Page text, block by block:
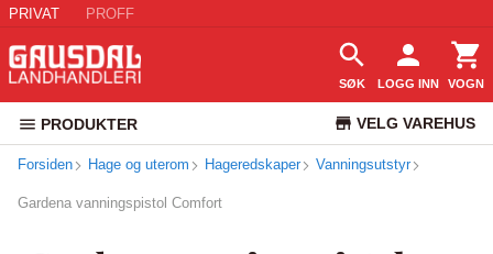
PRIVAT PROFF
SØK LOGG INN VOGN
PRODUKTER VELG VAREHUS
KUNDESERVICE
Forsiden Hage og uterom Hageredskaper Vanningsutstyr
Gardena vanningspistol Comfort